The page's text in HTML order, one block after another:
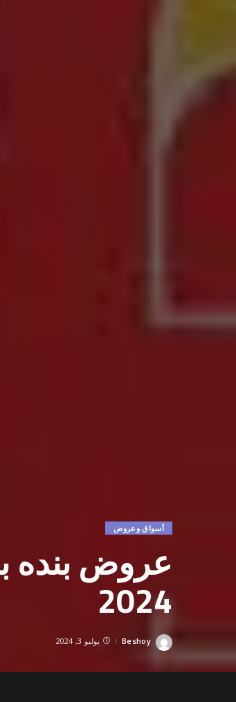
أسواق وعروض
2024
Posted
Beshoy يوليو 3, 2024